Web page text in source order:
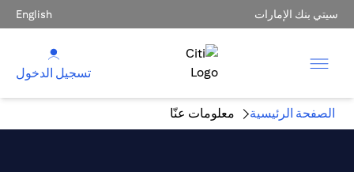
سيتي بنك الإمارات English
تسجيل الدخول
الصفحة الرئيسية معلومات عنّا